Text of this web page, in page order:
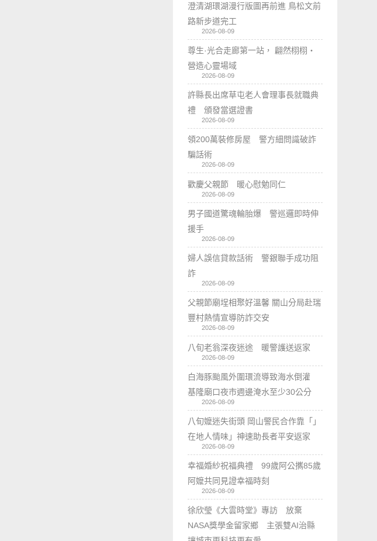
澄清湖環湖漫行版圖再前進 鳥松文前
路新步道完工
2026-08-09
尊生·光合走廊第一站， 翩然栩栩・
營造心靈場域
2026-08-09
許縣長出席草屯老人會理事長就職典
禮 頒發當選證書
2026-08-09
領200萬裝修房屋 警方細問識破詐
騙話術
2026-08-09
歡慶父親節 暖心慰勉同仁
2026-08-09
男子國道驚魂輪胎爆 警巡邏即時伸
援手
2026-08-09
婦人誤信貸款話術 警銀聯手成功阻
詐
2026-08-09
父親節廟埕相聚好溫馨 關山分局赴瑞
豐村熱情宣導防詐交安
2026-08-09
八旬老翁深夜迷途 暖警護送返家
2026-08-09
白海豚颱風外圍環流導致海水倒灌
基隆廟口夜市週邊淹水至少30公分
2026-08-09
八旬嬤迷失街頭 岡山警民合作靠「」
在地人情味」神速助長者平安返家
2026-08-09
幸福婚紗祝福典禮 99歲阿公𢹂85歲
阿嬤共同見證幸福時刻
2026-08-09
徐欣瑩《大雲時堂》專訪 放棄
NASA獎學金留家鄉 主張雙AI治縣